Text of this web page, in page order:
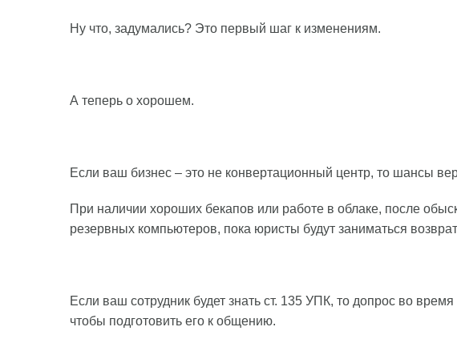
Ну что, задумались? Это первый шаг к изменениям.
А теперь о хорошем.
Если ваш бизнес – это не конвертационный центр, то шансы
При наличии хороших бекапов или работе в облаке, после
резервных компьютеров, пока юристы будут заниматься
Если ваш сотрудник будет знать ст. 135 УПК, то допрос во
чтобы подготовить его к общению.